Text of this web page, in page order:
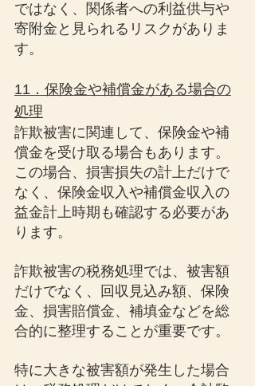
ではなく、関係者への利益供与や
寄附金と見られるリスクがありま
す。
11．保険金や補償金がある場合の
処理
詐欺被害に関連して、保険金や補
償金を受け取る場合もあります。
この場合、損害損失の計上だけで
なく、保険金収入や補償金収入の
益金計上時期も確認する必要があ
ります。
詐欺被害の税務処理では、被害額
だけでなく、回収見込み額、保険
金、損害賠償金、補填金などを総
合的に整理することが重要です。
特に大きな被害額が発生した場合